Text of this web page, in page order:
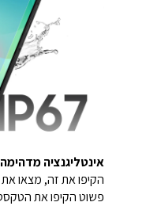
אינטליגנציה מדהימה
הקיפו את זה, מצאו
פשוט הקיפו את